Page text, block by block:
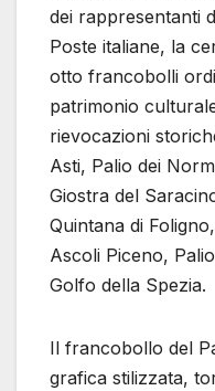
dei rappresentanti
Poste italiane, la
otto francobolli
patrimonio
rievocazioni
Asti, Palio dei
Giostra del
Quintana di
Ascoli Piceno,
Golfo della Spezia.
Il francobollo del
grafica stilizzata,